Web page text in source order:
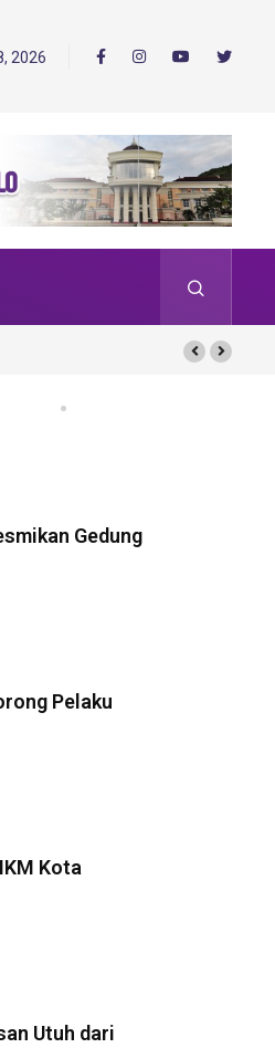
2026
Gedung
Pelaku
Kota
Utuh dari